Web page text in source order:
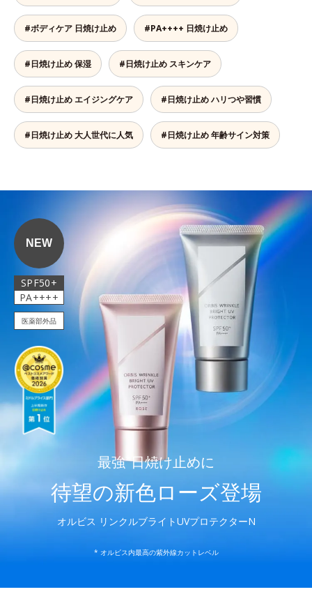
#ボディケア 日焼け止め #PA++++ 日焼け止め
#日焼け止め 保湿 #日焼け止め スキンケア
#日焼け止め エイジングケア #日焼け止め ハリつや習慣
#日焼け止め 大人世代に人気 #日焼け止め 年齢サイン対策
NEW
SPF50+
PA++++
医薬部外品
最強*日焼け止めに
待望の新色ローズ登場
オルビス リンクルブライトUVプロテクターN
* オルビス内最高の紫外線カットレベル